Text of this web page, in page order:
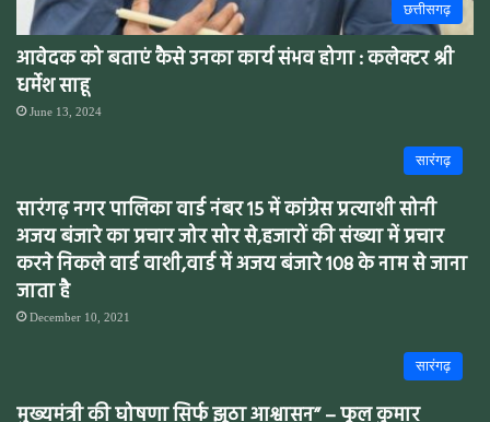
छत्तीसगढ़
आवेदक को बताएं कैसे उनका कार्य संभव होगा : कलेक्टर श्री
धर्मेश साहू
June 13, 2024
सारंगढ़
सारंगढ़ नगर पालिका वार्ड नंबर 15 में कांग्रेस प्रत्याशी सोनी
अजय बंजारे का प्रचार जोर सोर से,हजारों की संख्या में प्रचार
करने निकले वार्ड वाशी,वार्ड में अजय बंजारे 108 के नाम से जाना
जाता है
December 10, 2021
सारंगढ़